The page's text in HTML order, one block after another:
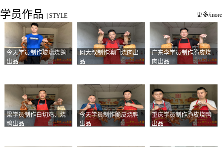
学员作品 STYLE 更多/more
今天学员制作玻璃烧鹅
出品
何大叔制作澳门烧肉出
品
广东李学员制作脆皮烧
肉出品
梁学员制作白切鸡、烧
鸭出品
今天学员制作脆皮烧鸭
出品
重庆学员制作脆皮烧鸭
出品